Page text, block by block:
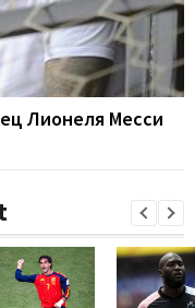
Лионеля Месси